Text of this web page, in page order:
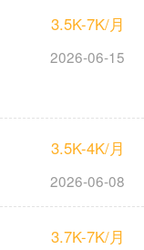
3.5K-7K/月
2026-06-15
3.5K-4K/月
2026-06-08
3.7K-7K/月